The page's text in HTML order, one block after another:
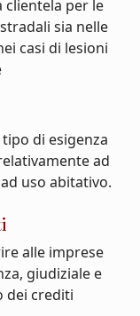
clientela per le
sia nelle
casi di lesioni
di esigenza
ad
uso abitativo.
alle imprese
giudiziale e
dei crediti